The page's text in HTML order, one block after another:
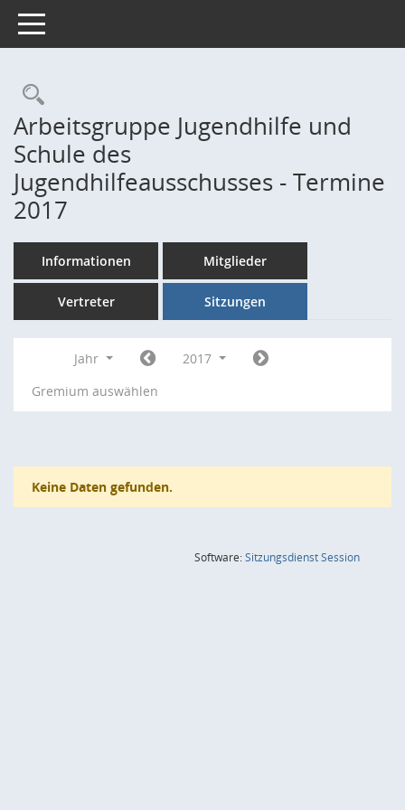
Toggle navigation
Rechercheauswahl
Arbeitsgruppe Jugendhilfe und
Schule des
Jugendhilfeausschusses - Termine
2017
Informationen Mitglieder
Vertreter Sitzungen
Jahr
2017
Gremium auswählen
Keine Daten gefunden.
Software:SitzungsdienstSession(Wird in